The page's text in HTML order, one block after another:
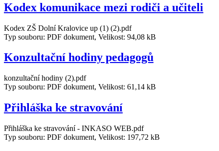
Kodex komunikace mezi rodiči a učiteli
Kodex ZŠ Dolní Kralovice up (1) (2).pdf
Typ souboru: PDF dokument, Velikost: 94,08 kB
Konzultační hodiny pedagogů
konzultační hodiny (2).pdf
Typ souboru: PDF dokument, Velikost: 61,14 kB
Přihláška ke stravování
Přihláška ke stravování - INKASO WEB.pdf
Typ souboru: PDF dokument, Velikost: 197,72 kB